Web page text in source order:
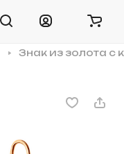
Знак из золота